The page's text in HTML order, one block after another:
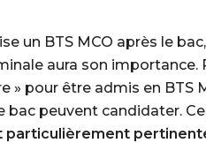
un BTS MCO après le
aura son importance.
» pour être admis en BTS
bac peuvent candidater.
particulièrement